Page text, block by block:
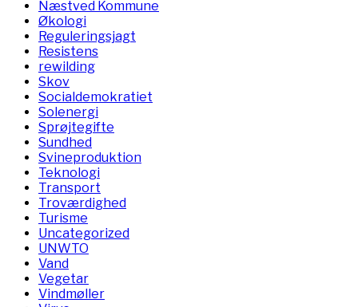
Næstved Kommune
Økologi
Reguleringsjagt
Resistens
rewilding
Skov
Socialdemokratiet
Solenergi
Sprøjtegifte
Sundhed
Svineproduktion
Teknologi
Transport
Troværdighed
Turisme
Uncategorized
UNWTO
Vand
Vegetar
Vindmøller